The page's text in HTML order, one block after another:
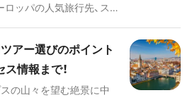
っておきたいことをご
を検討されている方も
だらきっとロシアに行
ッパの人気旅行先、ス
展望台、および周辺に位
受けた独特な文化やグ
ります。このページで
えておきたい主な見ど
ツアー選びのポイント
情報まで！
の山々を望む絶景に中